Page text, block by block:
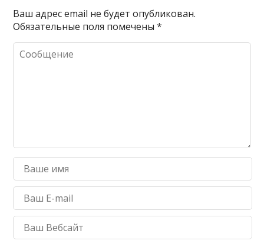
Ваш адрес email не будет опубликован.
Обязательные поля помечены*